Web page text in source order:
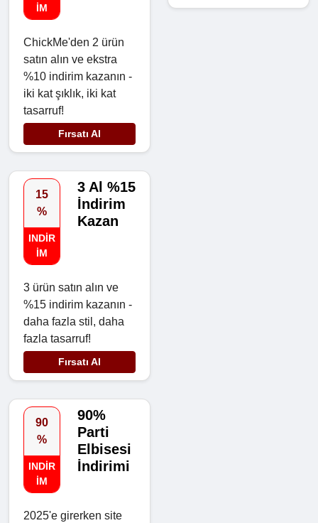
IM
ChickMe'den 2 ürün
satın alın ve ekstra
%10 indirim kazanın -
iki kat şıklık, iki kat
tasarruf!
Fırsatı Al
15
%
INDIR
IM
3 Al %15
İndirim
Kazan
3 ürün satın alın ve
%15 indirim kazanın -
daha fazla stil, daha
fazla tasarruf!
Fırsatı Al
90
%
INDIR
IM
90%
Parti
Elbisesi
İndirimi
2025'e girerken site